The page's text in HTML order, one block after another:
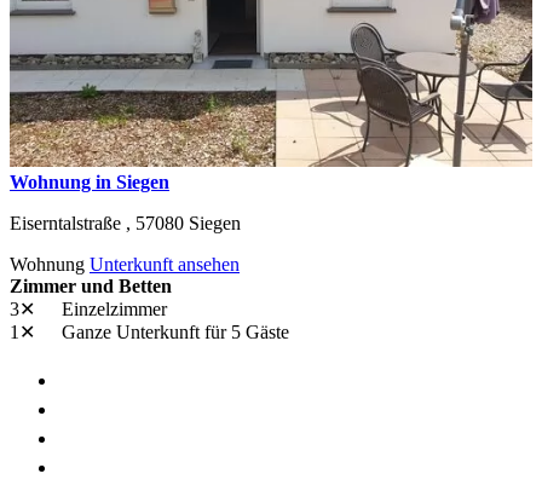
Wohnung in Siegen
Eiserntalstraße , 57080 Siegen
Wohnung Unterkunft ansehen
Zimmer und Betten
3✕
Einzelzimmer
1✕
Ganze Unterkunftfür 5 Gäste